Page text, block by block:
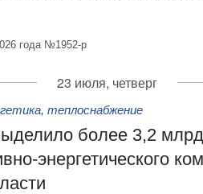
года №1952-р
23 июля, четверг
теплоснабжение
более 3,2
энергетического